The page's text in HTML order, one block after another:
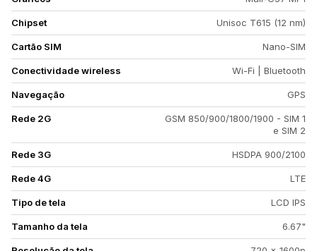
Chipset Unisoc T615 (12 nm)
Cartão SIM Nano-SIM
Conectividade wireless Wi-Fi | Bluetooth
Navegação GPS
Rede 2G
GSM 850/900/1800/1900 - SIM 1
e SIM 2
Rede 3G HSDPA 900/2100
Rede 4G LTE
Tipo de tela LCD IPS
Tamanho da tela 6.67"